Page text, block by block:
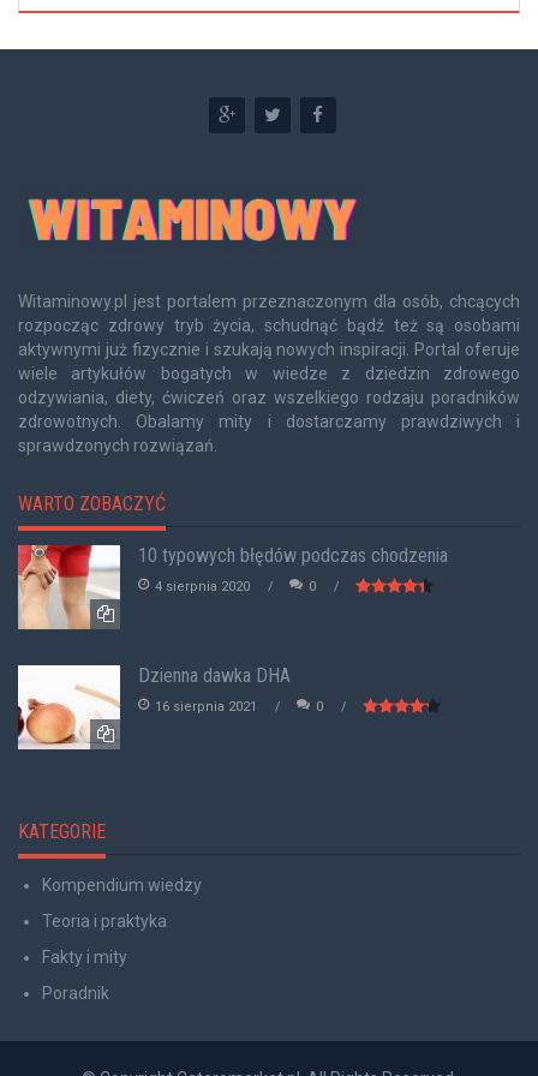
Witaminowy.pl jest portalem przeznaczonym dla osób, chcących
rozpocząc zdrowy tryb życia, schudnąć bądź też są osobami
aktywnymi już fizycznie i szukają nowych inspiracji. Portal oferuje
wiele artykułów bogatych w wiedze z dziedzin zdrowego
odzywiania, diety, ćwiczeń oraz wszelkiego rodzaju poradników
zdrowotnych. Obalamy mity i dostarczamy prawdziwych i
sprawdzonych rozwiązań.
WARTO ZOBACZYĆ
10 typowych błędów podczas chodzenia
4 sierpnia 2020 0
Dzienna dawka DHA
16 sierpnia 2021 0
KATEGORIE
Kompendium wiedzy
Teoria i praktyka
Fakty i mity
Poradnik